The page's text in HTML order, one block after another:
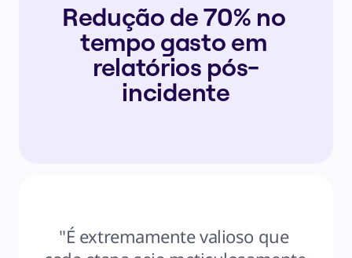
Redução de 70% no
tempo gasto em
relatórios pós-
incidente
"É extremamente valioso que